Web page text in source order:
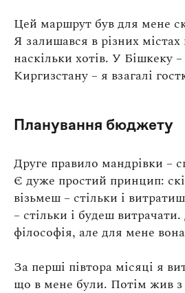
Цей маршрут був для мене
Я залишався в різних містах
наскільки хотів. У Бішкеку
Киргизстану – я взагалі
Планування бюджету
Друге правило мандрівки –
Є дуже простий принцип:
візьмеш – стільки і
– стільки і будеш
філософія, але для мене
За перші півтора місяці я
що в мене були. Потім жив